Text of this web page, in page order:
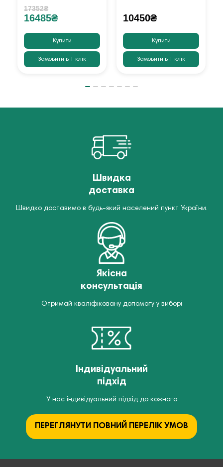
17352₴
16485₴
Купити
Замовити в 1 клік
10450₴
Купити
Замовити в 1 клік
Швидка
доставка
Швидко доставимо в будь-який населений пункт України.
Якісна
консультація
Отримай кваліфіковану допомогу у виборі
Індивідуальний
підхід
У нас індивідуальний підхід до кожного
ПЕРЕГЛЯНУТИ ПОВНИЙ ПЕРЕЛІК УМОВ